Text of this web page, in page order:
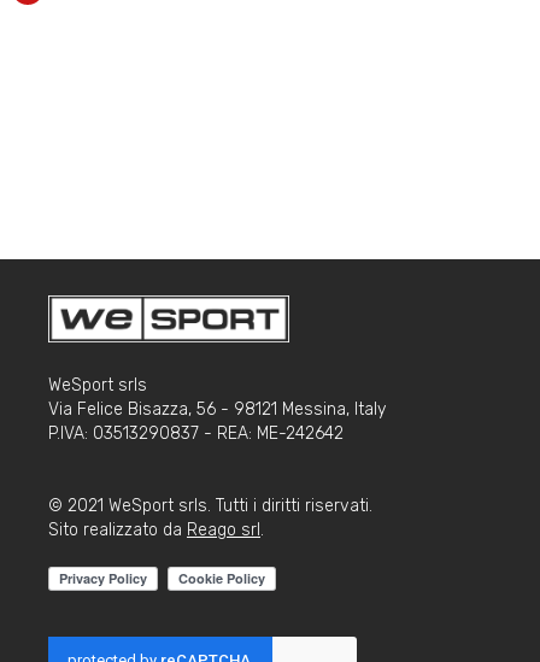
WeSport srls
Via Felice Bisazza, 56 - 98121 Messina, Italy
P.IVA: 03513290837 - REA: ME-242642
© 2021 WeSport srls. Tutti i diritti riservati.
Sito realizzato da Reago srl .